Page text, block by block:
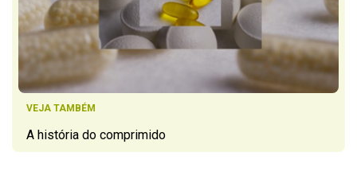
VEJA TAMBÉM
A história do comprimido